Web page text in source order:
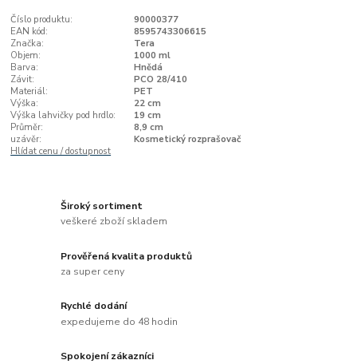
Číslo produktu:
90000377
EAN kód:
8595743306615
Značka:
Tera
Objem:
1000 ml
Barva:
Hnědá
Závit:
PCO 28/410
Materiál:
PET
Výška:
22 cm
Výška lahvičky pod hrdlo:
19 cm
Průměr:
8,9 cm
uzávěr:
Kosmetický rozprašovač
Hlídat cenu / dostupnost
Široký sortiment
veškeré zboží skladem
Prověřená kvalita produktů
za super ceny
Rychlé dodání
expedujeme do 48 hodin
Spokojení zákazníci